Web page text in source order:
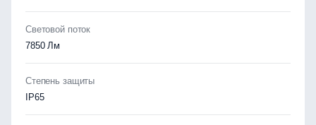
Световой поток
7850 Лм
Степень защиты
IP65